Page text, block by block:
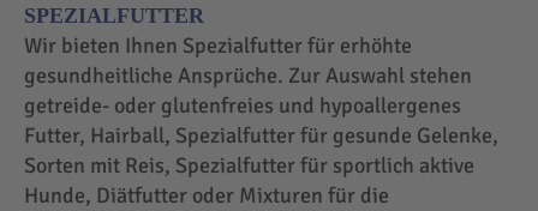
SPEZIALFUTTER
Wir bieten Ihnen Spezialfutter für erhöhte
gesundheitliche Ansprüche. Zur Auswahl stehen
getreide- oder glutenfreies und hypoallergenes
Futter, Hairball, Spezialfutter für gesunde Gelenke,
Sorten mit Reis, Spezialfutter für sportlich aktive
Hunde, Diätfutter oder Mixturen für die